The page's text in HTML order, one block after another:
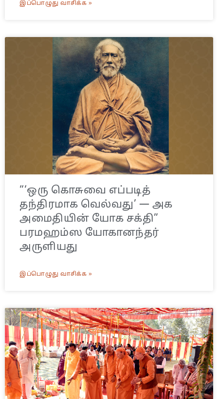
இப்பொழுது வாசிக்க »
“‘ஒரு கொசுவை எப்படித்
தந்திரமாக வெல்வது’ — அக
அமைதியின் யோக சக்தி”
பரமஹம்ஸ யோகானந்தர்
அருளியது
இப்பொழுது வாசிக்க »